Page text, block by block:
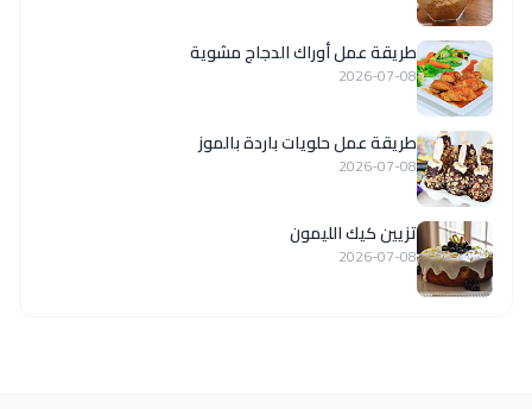
طريقة عمل أوراك الدجاج مشوية
2026-07-08
طريقة عمل حلويات باردة بالموز
2026-07-08
تزيين كيك الليمون
2026-07-08